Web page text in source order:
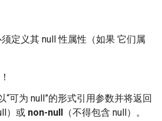
定义其 null 性属性（如果 它们属
“可为 null”的形式引用参数并将返回
）或 non-null （不得包含 null）。